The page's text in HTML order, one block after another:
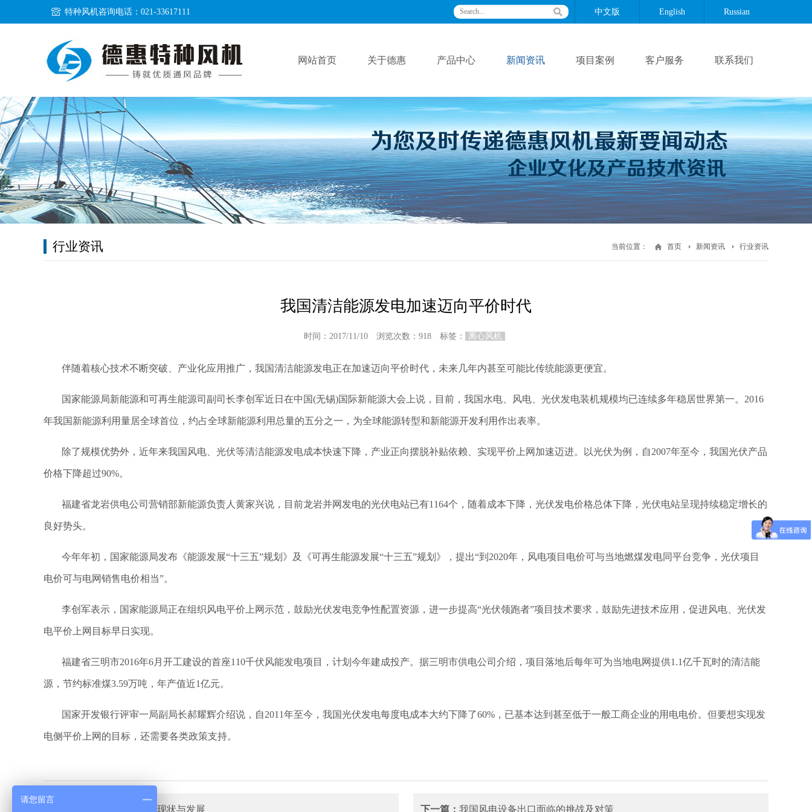
特种风机咨询电话：021-33617111 中文版 English Russian
网站首页 关于德惠 产品中心 新闻资讯 项目案例 客户服务 联系我们
当前位置： 首页 新闻资讯 行业资讯
行业资讯
我国清洁能源发电加速迈向平价时代
时间：2017/11/10 浏览次数： 918 标签： 离心风机
伴随着核心技术不断突破、产业化应用推广，我国清洁能源发电正在加速迈向平价时代，未来几年内甚至可能比传统能源更便宜。
国家能源局新能源和可再生能源司副司长李创军近日在中国(无锡)国际新能源大会上说，目前，我国水电、风电、光伏发电装机规模均已连续多年稳居世界第一。2016
年我国新能源利用量居全球首位，约占全球新能源利用总量的五分之一，为全球能源转型和新能源开发利用作出表率。
除了规模优势外，近年来我国风电、光伏等清洁能源发电成本快速下降，产业正向摆脱补贴依赖、实现平价上网加速迈进。以光伏为例，自2007年至今，我国光伏产品
价格下降超过90%。
福建省龙岩供电公司营销部新能源负责人黄家兴说，目前龙岩并网发电的光伏电站已有1164个，随着成本下降，光伏发电价格总体下降，光伏电站呈现持续稳定增长的
良好势头。
今年年初，国家能源局发布《能源发展“十三五”规划》及《可再生能源发展“十三五”规划》，提出“到2020年，风电项目电价可与当地燃煤发电同平台竞争，光伏项目
电价可与电网销售电价相当”。
李创军表示，国家能源局正在组织风电平价上网示范，鼓励光伏发电竞争性配置资源，进一步提高“光伏领跑者”项目技术要求，鼓励先进技术应用，促进风电、光伏发
电平价上网目标早日实现。
福建省三明市2016年6月开工建设的首座110千伏风能发电项目，计划今年建成投产。据三明市供电公司介绍，项目落地后每年可为当地电网提供1.1亿千瓦时的清洁能
源，节约标准煤3.59万吨，年产值近1亿元。
国家开发银行评审一局副局长郝耀辉介绍说，自2011年至今，我国光伏发电每度电成本大约下降了60%，已基本达到甚至低于一般工商企业的用电电价。但要想实现发
电侧平价上网的目标，还需要各类政策支持。
特种风机行业的现状与发展 下一篇： 我国风电设备出口面临的挑战及对策
请您留言